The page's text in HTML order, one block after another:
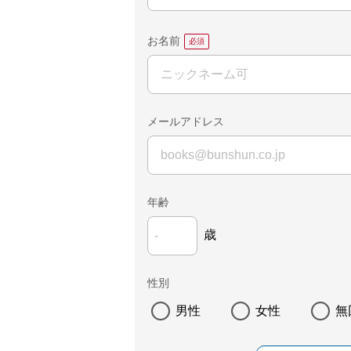
お名前
メールアドレス
年齢
歳
性別
男性 女性 無